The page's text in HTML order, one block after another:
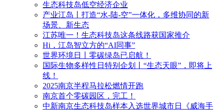
生态科技岛低空经济企业
产业江岛丨打造“水-陆-空”一体化，多维协同的新
场景、新生态
江苏唯一！生态科技岛这条线路获国家推介
Hi，江岛智立方的“AI同事”
世界环境日丨零碳绿岛已启航！
国际生物多样性日特别企划丨“生态天眼”，即将上
线！
2025南京半程马拉松燃情开跑
南京首个零碳园区，完工！
中新南京生态科技岛样本入选世界城市日《威海手